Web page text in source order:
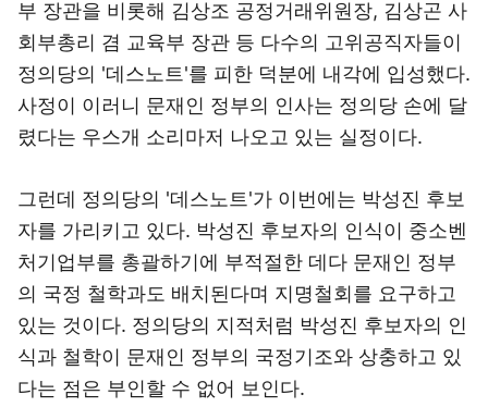
부 장관을 비롯해 김상조 공정거래위원장, 김상곤 사
회부총리 겸 교육부 장관 등 다수의 고위공직자들이
정의당의 '데스노트'를 피한 덕분에 내각에 입성했다.
사정이 이러니 문재인 정부의 인사는 정의당 손에 달
렸다는 우스개 소리마저 나오고 있는 실정이다.
그런데 정의당의 '데스노트'가 이번에는 박성진 후보
자를 가리키고 있다. 박성진 후보자의 인식이 중소벤
처기업부를 총괄하기에 부적절한 데다 문재인 정부
의 국정 철학과도 배치된다며 지명철회를 요구하고
있는 것이다. 정의당의 지적처럼 박성진 후보자의 인
식과 철학이 문재인 정부의 국정기조와 상충하고 있
다는 점은 부인할 수 없어 보인다.